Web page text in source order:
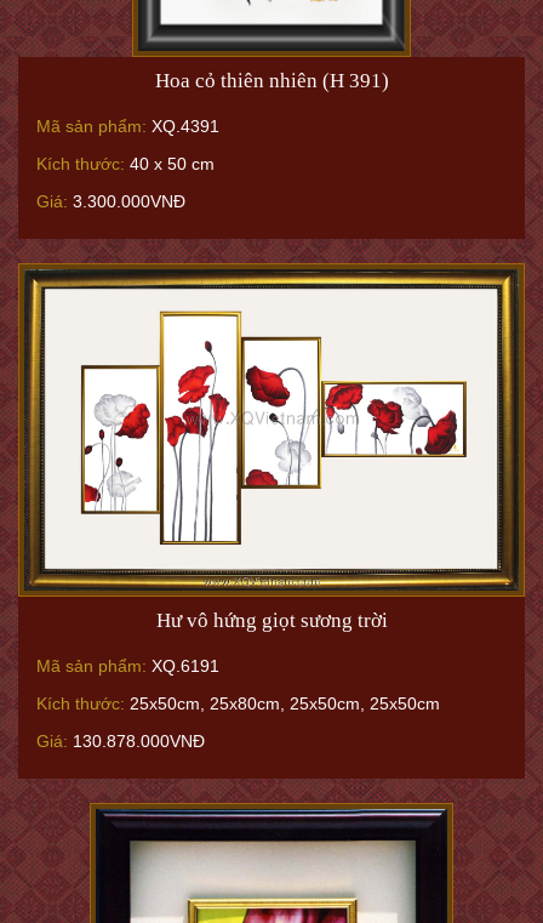
Hoa cỏ thiên nhiên (H 391)
Mã sản phẩm: XQ.4391
Kích thước: 40 x 50 cm
Giá: 3.300.000VNĐ
Hư vô hứng giọt sương trời
Mã sản phẩm: XQ.6191
Kích thước: 25x50cm, 25x80cm, 25x50cm, 25x50cm
Giá: 130.878.000VNĐ